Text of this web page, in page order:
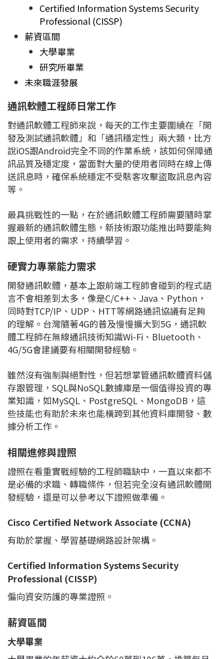
Certified Information Systems Security
Professional (CISSP)
薪資區間
大學畢業
研究所畢業
未來職涯發展
通訊軟體工程師日常工作
對通訊軟體工程師來說，每天的工作主要圍繞在「開
發及測試通訊軟體」和「通訊穩定性」兩大類，比方
說iOS跟Android完全不同的作業系統，該如何保障通
訊品質及穩定度，當面對大量的使用者同時在線上傳
送訊息時，確保系統穩定不受駭客攻擊盜取訊息內容
等。
最具挑戰性的一點，在於通訊軟體工程師需要隨時掌
握最新的通訊軟體生態，新技術跟功能推出時要能夠
跟上使用者的需求，持續學習。
硬實力專業能力需求
開發通訊軟體，基本上跟前端工程師會碰到的程式語
言不會相差到太多，像是C/C++、Java、Python，
同時對TCP/IP、UDP、HTT等網路通訊協議有足夠
的理解。台灣隨著4G的普及慢慢擴大到5G，通訊軟
體工程師在無線通訊技術知識Wi-Fi、Bluetooth、
4G/5G會建議要有相關開發經驗。
雖然沒有強制與絕對性，但若想掌管通訊軟體資料儲
存跟管理，SQL與NoSQL數據庫是一個值得投資的專
業知識，如MySQL、PostgreSQL、MongoDB，這
些技能也有助於未來也能橫跨到其他資料庫開發、數
據分析工作。
相關進修與證照
證照在看重實戰經驗的工程師職缺中，一直以來都不
是必備的求職、轉職條件，但若完全沒有通訊軟體開
發經驗，還是可以參考以下證照做準備。
Cisco Certified Network Associate (CCNA)
有助於掌握、學習基礎網路設計架構。
Certified Information Systems Security
Professional (CISSP)
偏向資安防護的專業證照。
薪資區間
大學畢業